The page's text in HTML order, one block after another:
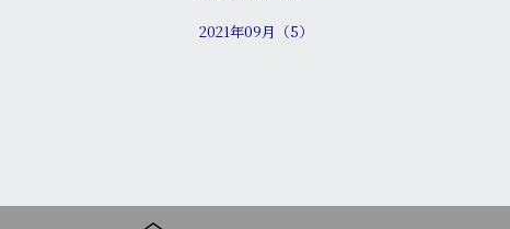
2021年09月（5）